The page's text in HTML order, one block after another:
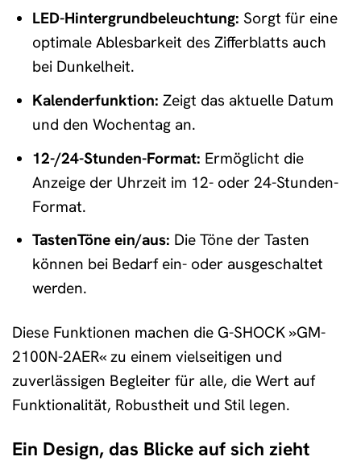
LED-Hintergrundbeleuchtung: Sorgt für eine
optimale Ablesbarkeit des Zifferblatts auch
bei Dunkelheit.
Kalenderfunktion: Zeigt das aktuelle Datum
und den Wochentag an.
12-/24-Stunden-Format: Ermöglicht die
Anzeige der Uhrzeit im 12- oder 24-Stunden-
Format.
TastenTöne ein/aus: Die Töne der Tasten
können bei Bedarf ein- oder ausgeschaltet
werden.
Diese Funktionen machen die G-SHOCK »GM-
2100N-2AER« zu einem vielseitigen und
zuverlässigen Begleiter für alle, die Wert auf
Funktionalität, Robustheit und Stil legen.
Ein Design, das Blicke auf sich zieht